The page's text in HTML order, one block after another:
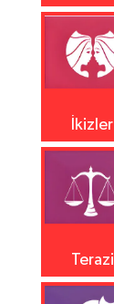
İkizler
Terazi